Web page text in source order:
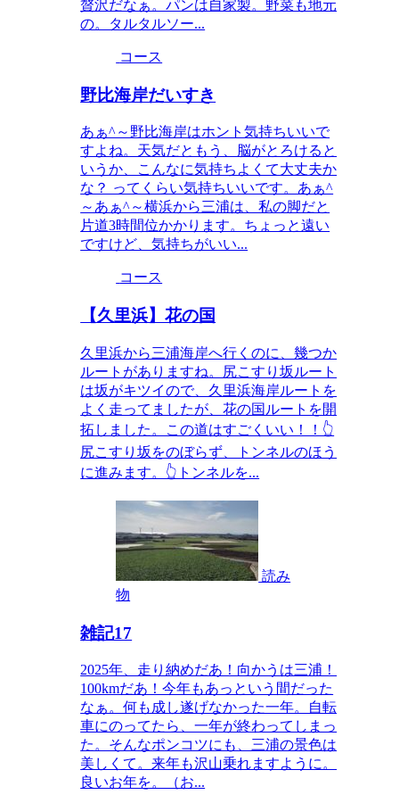
贅沢だなぁ。パンは自家製。野菜も地元
の。タルタルソー...
コース
野比海岸だいすき
あぁ^～野比海岸はホント気持ちいいで
すよね。天気だともう、脳がとろけると
いうか、こんなに気持ちよくて大丈夫か
な？ ってくらい気持ちいいです。あぁ^
～あぁ^～横浜から三浦は、私の脚だと
片道3時間位かかります。ちょっと遠い
ですけど、気持ちがいい...
コース
【久里浜】花の国
久里浜から三浦海岸へ行くのに、幾つか
ルートがありますね。尻こすり坂ルート
は坂がキツイので、久里浜海岸ルートを
よく走ってましたが、花の国ルートを開
拓しました。この道はすごくいい！！👆
尻こすり坂をのぼらず、トンネルのほう
に進みます。👆トンネルを...
読み
物
雑記17
2025年、走り納めだあ！向かうは三浦！
100kmだあ！今年もあっという間だった
なぁ。何も成し遂げなかった一年。自転
車にのってたら、一年が終わってしまっ
た。そんなポンコツにも、三浦の景色は
美しくて。来年も沢山乗れますように。
良いお年を。（お...